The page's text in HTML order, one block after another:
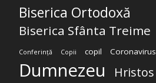
Biserica Ortodoxă
Biserica Sfânta Treime
Conferință Copii copil Coronavirus
Dumnezeu Hristos